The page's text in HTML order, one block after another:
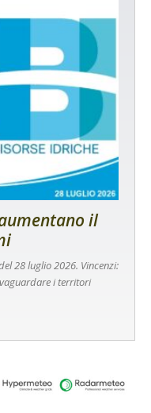
il
28 luglio 2026. Vincenzi:
i territori